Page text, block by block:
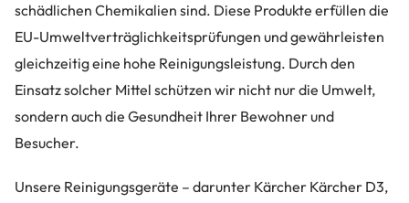
schädlichen Chemikalien sind. Diese Produkte erfüllen die
EU-Umweltverträglichkeitsprüfungen und gewährleisten
gleichzeitig eine hohe Reinigungsleistung. Durch den
Einsatz solcher Mittel schützen wir nicht nur die Umwelt,
sondern auch die Gesundheit Ihrer Bewohner und
Besucher.
Unsere Reinigungsgeräte – darunter Kärcher Kärcher D3,